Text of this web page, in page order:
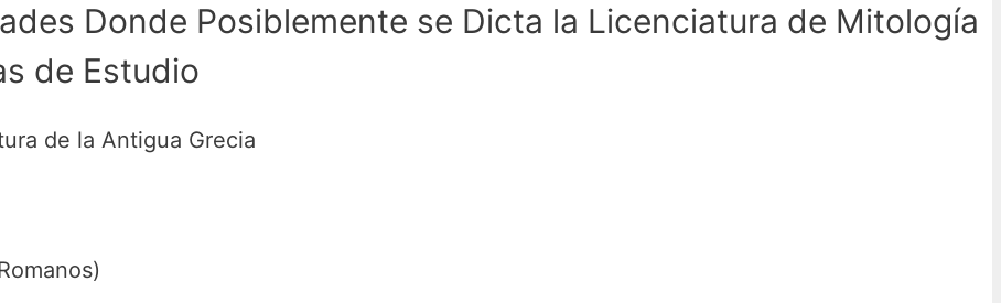
Donde Posiblemente se Dicta la Licenciatura de Mitología
de Estudio
de la Antigua Grecia